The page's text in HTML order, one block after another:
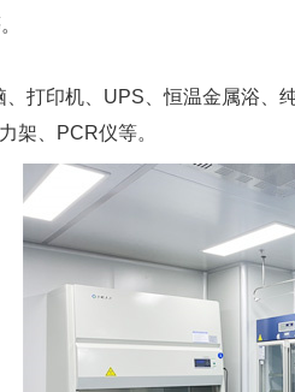
打印机、UPS、恒温金属浴、
架、PCR仪等。